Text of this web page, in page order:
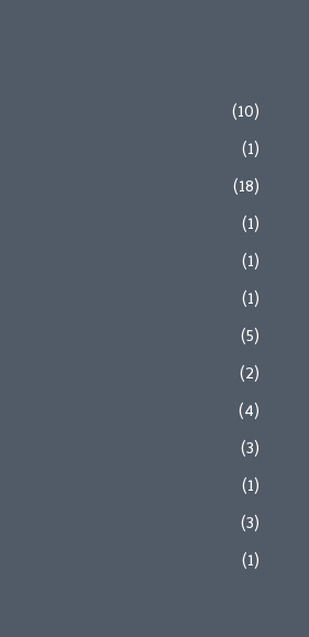
(10)
(1)
(18)
(1)
(1)
(1)
(5)
(2)
(4)
(3)
(1)
(3)
(1)